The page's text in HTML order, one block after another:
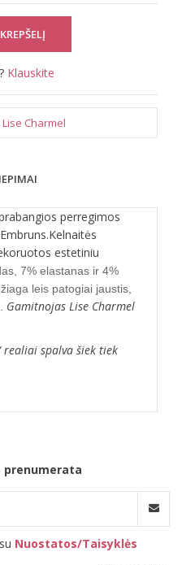
Klauskite
Lise Charmel
perregimos
estetiniu
7% elastanas ir 4%
leis patogiai jaustis,
Gamitnojas Lise Charmel
/ realiai spalva šiek tiek
prenumerata
Nuostatos/Taisyklės